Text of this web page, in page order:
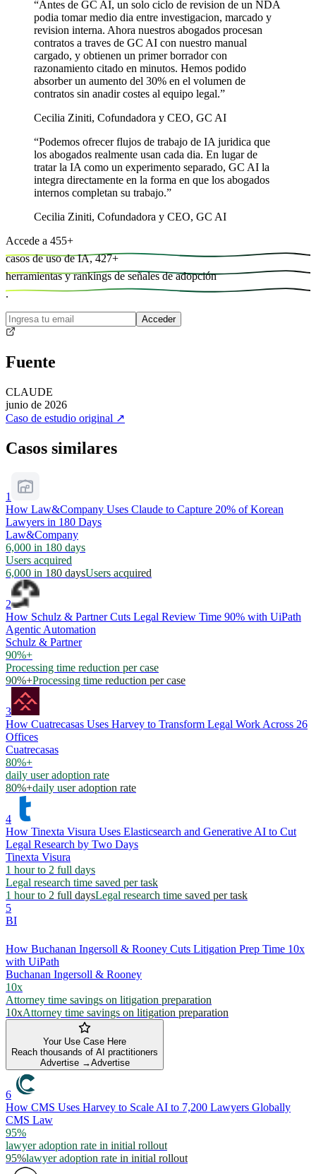
“Antes de GC AI, un solo ciclo de revision de un NDA
podia tomar medio dia entre investigacion, marcado y
revision interna. Ahora nuestros abogados procesan
contratos a traves de GC AI con nuestro manual
cargado, y obtienen un primer borrador con
razonamiento citado en minutos. Hemos podido
absorber un aumento del 30% en el volumen de
contratos sin anadir costes al equipo legal.”
Cecilia Ziniti, Cofundadora y CEO, GC AI
“Podemos ofrecer flujos de trabajo de IA juridica que
los abogados realmente usan cada dia. En lugar de
tratar la IA como un experimento separado, GC AI la
integra directamente en la forma en que los abogados
internos completan su trabajo.”
Cecilia Ziniti, Cofundadora y CEO, GC AI
Accede a 455+
casos de uso de IA, 427+
herramientas y rankings de señales de adopción
.
Acceder
Fuente
CLAUDE
junio de 2026
Caso de estudio original ↗
Casos similares
1
How Law&Company Uses Claude to Capture 20% of Korean
Lawyers in 180 Days
Law&Company
6,000 in 180 days
Users acquired
6,000 in 180 daysUsers acquired
2
How Schulz & Partner Cuts Legal Review Time 90% with UiPath
Agentic Automation
Schulz & Partner
90%+
Processing time reduction per case
90%+Processing time reduction per case
3
How Cuatrecasas Uses Harvey to Transform Legal Work Across 26
Offices
Cuatrecasas
80%+
daily user adoption rate
80%+daily user adoption rate
4
How Tinexta Visura Uses Elasticsearch and Generative AI to Cut
Legal Research by Two Days
Tinexta Visura
1 hour to 2 full days
Legal research time saved per task
1 hour to 2 full daysLegal research time saved per task
5
BI
How Buchanan Ingersoll & Rooney Cuts Litigation Prep Time 10x
with UiPath
Buchanan Ingersoll & Rooney
10x
Attorney time savings on litigation preparation
10xAttorney time savings on litigation preparation
Your Use Case Here
Reach thousands of AI practitioners
Advertise →Advertise
6
How CMS Uses Harvey to Scale AI to 7,200 Lawyers Globally
CMS Law
95%
lawyer adoption rate in initial rollout
95%lawyer adoption rate in initial rollout